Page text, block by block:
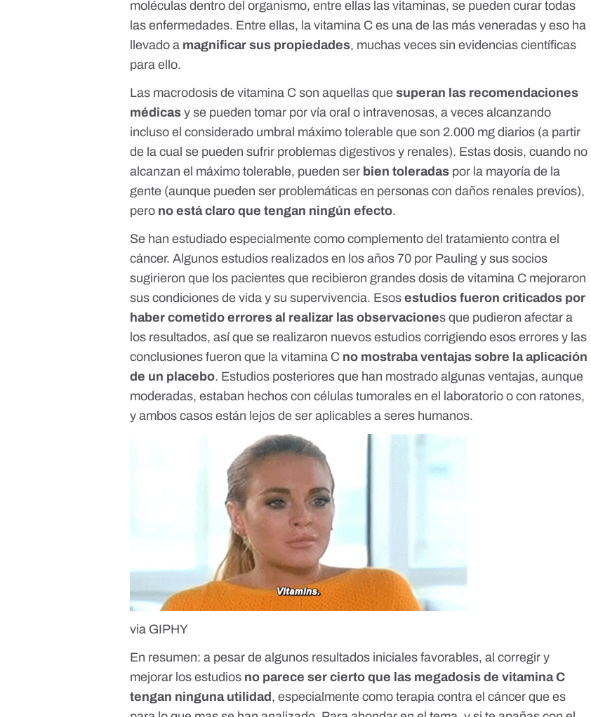
moléculas dentro del organismo, entre ellas las vitaminas, se pueden curar todas
las enfermedades. Entre ellas, la vitamina C es una de las más veneradas y eso ha
llevado a magnificar sus propiedades, muchas veces sin evidencias científicas
para ello.
Las macrodosis de vitamina C son aquellas quesuperan las recomendaciones
médicas y se pueden tomar por vía oral o intravenosas, a veces alcanzando
incluso el considerado umbral máximo tolerable que son 2.000 mg diarios (a partir
de la cual se pueden sufrir problemas digestivos y renales). Estas dosis, cuando no
alcanzan el máximo tolerable, pueden ser bien toleradas por la mayoría de la
gente (aunque pueden ser problemáticas en personas con daños renales previos),
pero no está claro que tengan ningún efecto.
Se han estudiado especialmente como complemento del tratamiento contra el
cáncer. Algunosestudios realizados en los años 70 por Pauling y sus socios
sugirieron que los pacientes que recibieron grandes dosis de vitamina C mejoraron
sus condiciones de vida y su supervivencia. Esos estudios fueroncriticados por
haber cometido errores al realizar las observaciones que pudieron afectar a
los resultados, así que se realizaron nuevos estudios corrigiendo esos errores y las
conclusiones fueron que la vitamina C no mostraba ventajas sobre la aplicación
de un placebo. Estudios posteriores que han mostrado algunas ventajas, aunque
moderadas, estaban hechos concélulas tumorales en el laboratorio ocon ratones,
y ambos casos están lejos de ser aplicables a seres humanos.
via GIPHY
En resumen: a pesar de algunos resultados iniciales favorables, al corregir y
mejorar los estudios no parece ser cierto que las megadosis de vitamina C
tengan ninguna utilidad, especialmente como terapia contra el cáncer que es